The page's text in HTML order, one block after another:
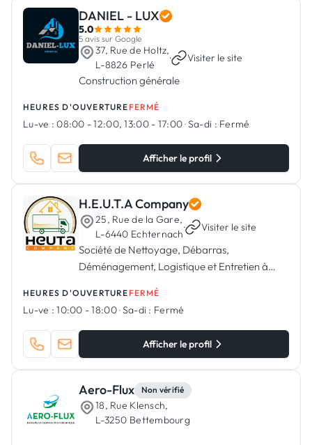
DANIEL - LUX
5.0
5 avis sur Google
37, Rue de Holtz,
L-8826 Perlé
· Visiter le site
Construction générale
HEURES D'OUVERTURE FERMÉ
Lu-ve : 08:00 - 12:00, 13:00 - 17:00·Sa-di : Fermé
Afficher le profil
H.E.U.T.A Company
25, Rue de la Gare,
L-6440 Echternach
· Visiter le site
Société de Nettoyage, Débarras,
Déménagement, Logistique et Entretien à
HEURES D'OUVERTURE FERMÉ
Lu-ve : 10:00 - 18:00·Sa-di : Fermé
Afficher le profil
Aero-Flux Non vérifié
18, Rue Klensch,
L-3250 Bettembourg